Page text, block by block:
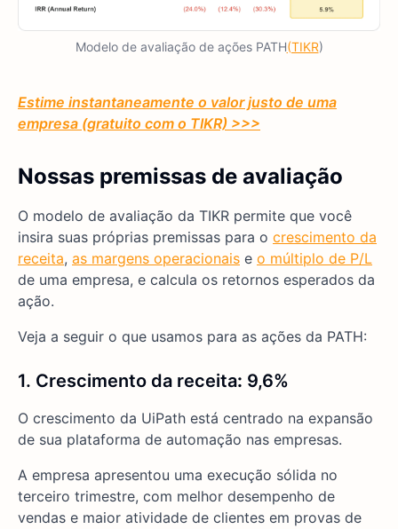
Modelo de avaliação de ações PATH(TIKR)
Estime instantaneamente o valor justo de uma
empresa (gratuito com o TIKR) >>>
Nossas premissas de avaliação
O modelo de avaliação da TIKR permite que você
insira suas próprias premissas para o crescimento da
receita, as margens operacionais e o múltiplo de P/L
de uma empresa, e calcula os retornos esperados da
ação.
Veja a seguir o que usamos para as ações da PATH:
1. Crescimento da receita: 9,6%
O crescimento da UiPath está centrado na expansão
de sua plataforma de automação nas empresas.
A empresa apresentou uma execução sólida no
terceiro trimestre, com melhor desempenho de
vendas e maior atividade de clientes em provas de